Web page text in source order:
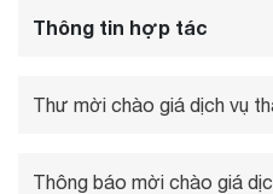
Thông tin hợp tác
Thư mời chào giá dịch vụ
Thông báo mời chào giá